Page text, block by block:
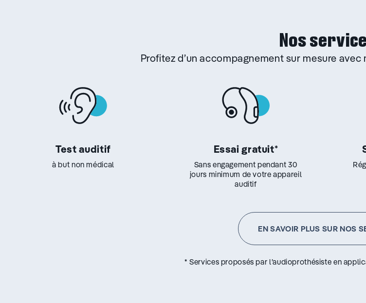
Nos
Profitez d’un accompagnement sur mesure
Test auditif
à but non médical
Essai gratuit*
Sans engagement pendant 30
jours minimum de votre appareil
auditif
EN SAVOIR PLUS SUR NOS
* Services proposés par l’audioprothésiste en